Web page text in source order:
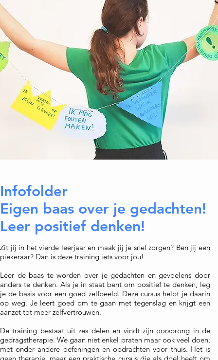
Infofolder
Eigen baas over je gedachten!
Leer positief denken!
Zit jij in het vierde leerjaar en maak jij je snel zorgen? Ben jij een
piekeraar? Dan is deze training iets voor jou!
Leer de baas te worden over je gedachten en gevoelens door
anders te denken. Als je in staat bent om positief te denken, leg
je de basis voor een goed zelfbeeld. Deze cursus helpt je daarin
op weg. Je leert goed om te gaan met tegenslag en krijgt een
aanzet tot meer zelfvertrouwen.
De training bestaat uit zes delen en vindt zijn oorsprong in de
gedragstherapie. We gaan niet enkel praten maar ook veel doen,
met onder andere oefeningen en opdrachten voor thuis. Het is